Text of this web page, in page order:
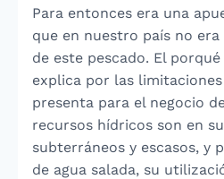
Para entonces era una
que en nuestro país no
de este pescado. El
explica por las
presenta para el negocio
recursos hídricos son en
subterráneos y escasos, y
de agua salada, su